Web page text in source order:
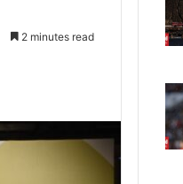
2 minutes read